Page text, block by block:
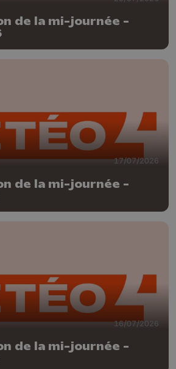
de la mi-journée -
17/07/2026
de la mi-journée -
16/07/2026
de la mi-journée -